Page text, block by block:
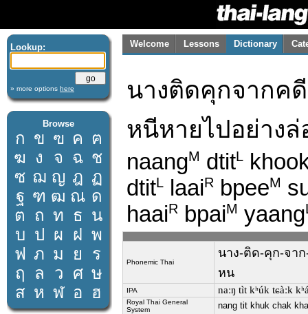
Lookup:
» more options here
Browse
ก ข ฃ ค ฅ
ฆ ง จ ฉ ช
ซ ฌ ญ ฎ ฏ
ฐ ฑ ฒ ณ ด
ต ถ ท ธ น
บ ป ผ ฝ พ
ฟ ภ ม ย
ร
ฤ
ล ว ศ ษ
ส ห ฬ อ ฮ
Welcome Lessons Dictionary
นางติดคุกจากค
หนีหายไปอย่างล่
naangM dtitL
dtitL laaiR bpeeM
haaiR bpaiM yaang
Phonemic Thai
นาง-ติด-คุก-จา
หน
IPA naːŋ tìt kʰúk tɕàːk
Royal Thai General
System
nang tit khuk chak